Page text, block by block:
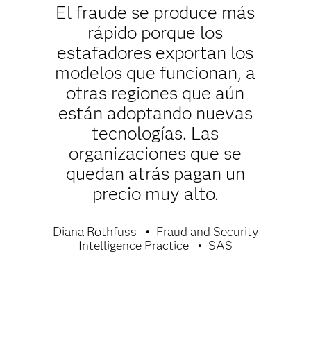
El fraude se produce más
rápido porque los
estafadores exportan los
modelos que funcionan, a
otras regiones que aún
están adoptando nuevas
tecnologías. Las
organizaciones que se
quedan atrás pagan un
precio muy alto.
Diana Rothfuss
Fraud and Security
Intelligence Practice
SAS